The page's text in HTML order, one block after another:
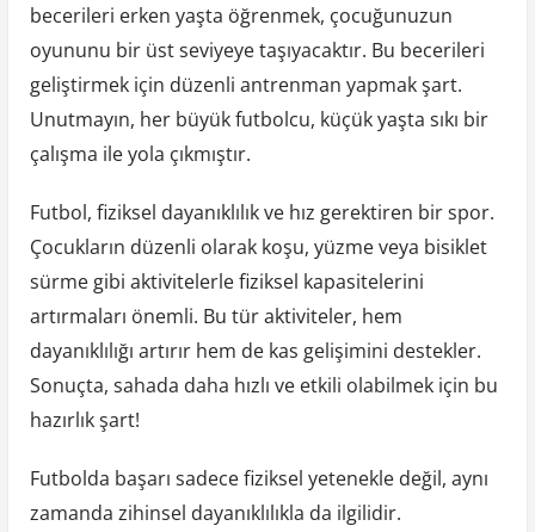
becerileri erken yaşta öğrenmek, çocuğunuzun
oyununu bir üst seviyeye taşıyacaktır. Bu becerileri
geliştirmek için düzenli antrenman yapmak şart.
Unutmayın, her büyük futbolcu, küçük yaşta sıkı bir
çalışma ile yola çıkmıştır.
Futbol, fiziksel dayanıklılık ve hız gerektiren bir spor.
Çocukların düzenli olarak koşu, yüzme veya bisiklet
sürme gibi aktivitelerle fiziksel kapasitelerini
artırmaları önemli. Bu tür aktiviteler, hem
dayanıklılığı artırır hem de kas gelişimini destekler.
Sonuçta, sahada daha hızlı ve etkili olabilmek için bu
hazırlık şart!
Futbolda başarı sadece fiziksel yetenekle değil, aynı
zamanda zihinsel dayanıklılıkla da ilgilidir.